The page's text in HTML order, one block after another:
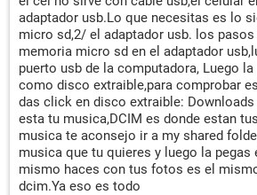
adaptador usb.Lo que necesitas es lo
micro sd,2/ el adaptador usb. los
memoria micro sd en el adaptador
puerto usb de la computadora, Luego
como disco extraible,para comprobar
das click en disco extraible:
esta tu musica,DCIM es donde estan
musica te aconsejo ir a my shared
musica que tu quieres y luego la pegas
mismo haces con tus fotos es el
dcim.Ya eso es todo